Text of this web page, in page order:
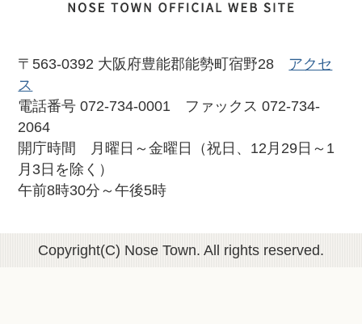
〒563-0392 大阪府豊能郡能勢町宿野28 アクセ
ス
電話番号 072-734-0001 ファックス 072-734-
2064
開庁時間 月曜日～金曜日（祝日、12月29日～1
月3日を除く）
午前8時30分～午後5時
Copyright(C) Nose Town. All rights reserved.